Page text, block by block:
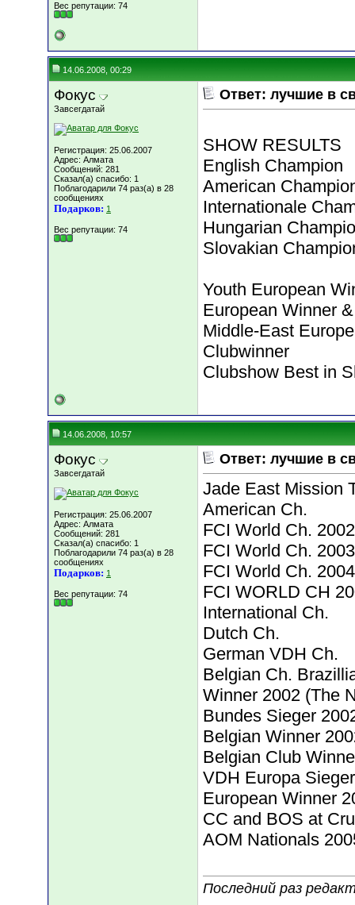
Вес репутации: 74
14.06.2008, 00:29
Фокус
Завсегдатай
Регистрация: 25.06.2007
Адрес: Алмата
Сообщений: 281
Сказал(а) спасибо: 1
Поблагодарили 74 раз(а) в 28
сообщениях
Подарков: 1
Вес репутации: 74
Ответ: лучшие в
SHOW RESULTS
English Champion
American
Internationale
Hungarian
Slovakian
Youth European
European Winner
Middle-East
Clubwinner
Clubshow Best in
14.06.2008, 10:57
Фокус
Завсегдатай
Регистрация: 25.06.2007
Адрес: Алмата
Сообщений: 281
Сказал(а) спасибо: 1
Поблагодарили 74 раз(а) в 28
сообщениях
Подарков: 1
Вес репутации: 74
Ответ: лучшие в
Jade East Mission
American Ch.
FCI World Ch.
FCI World Ch.
FCI World Ch.
FCI WORLD CH
International Ch.
Dutch Ch.
German VDH Ch.
Belgian Ch.
Winner 2002 (The
Bundes Sieger
Belgian Winner
Belgian Club
VDH Europa
European Winner
CC and BOS at
AOM Nationals
Последний раз